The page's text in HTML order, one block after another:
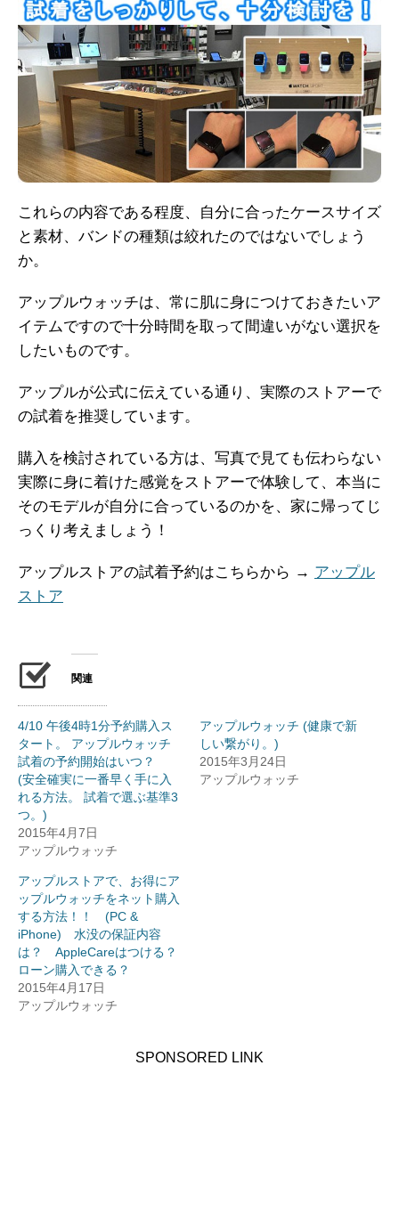
これらの内容である程度、自分に合ったケースサイズ
と素材、バンドの種類は絞れたのではないでしょう
か。
アップルウォッチは、常に肌に身につけておきたいア
イテムですので十分時間を取って間違いがない選択を
したいものです。
アップルが公式に伝えている通り、実際のストアーで
の試着を推奨しています。
購入を検討されている方は、写真で見ても伝わらない
実際に身に着けた感覚をストアーで体験して、本当に
そのモデルが自分に合っているのかを、家に帰ってじ
っくり考えましょう！
アップルストアの試着予約はこちらから → アップル
ストア
関連
4/10 午後4時1分予約購入ス
タート。 アップルウォッチ
試着の予約開始はいつ？
(安全確実に一番早く手に入
れる方法。 試着で選ぶ基準3
つ。)
2015年4月7日
アップルウォッチ
アップルウォッチ (健康で新
しい繋がり。)
2015年3月24日
アップルウォッチ
アップルストアで、お得にア
ップルウォッチをネット購入
する方法！！ (PC &
iPhone) 水没の保証内容
は？ AppleCareはつける？
ローン購入できる？
2015年4月17日
アップルウォッチ
SPONSORED LINK